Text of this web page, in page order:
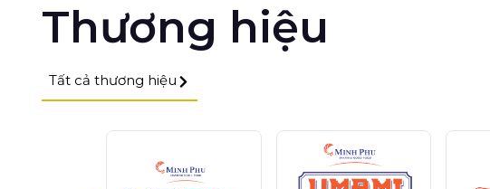
Thương hiệu
Tất cả thương hiệu